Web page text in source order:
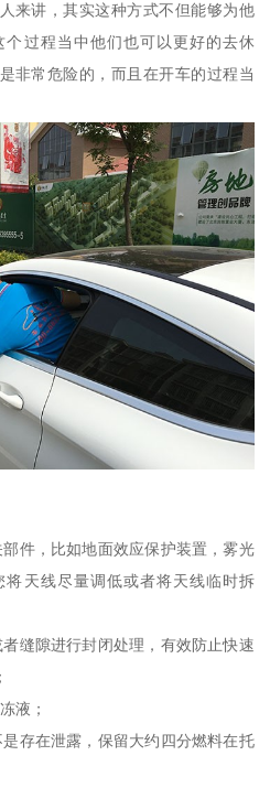
来讲，其实这种方式不但能够为他
过程当中他们也可以更好的去休
非常危险的，而且在开车的过程当
件，比如地面效应保护装置，雾光
天线尽量调低或者将天线临时拆
缝隙进行封闭处理，有效防止快速
液；
存在泄露，保留大约四分燃料在托